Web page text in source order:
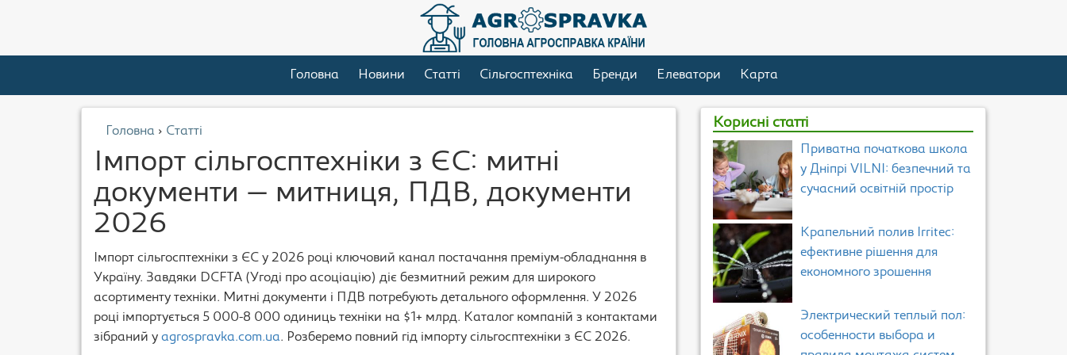
Головна Новини Статті Сільгосптехніка Бренди Елеватори Карта
Головна › Статті
Імпорт сільгосптехніки з ЄС: митні
документи — митниця, ПДВ, документи
2026
Імпорт сільгосптехніки з ЄС у 2026 році ключовий канал постачання преміум-обладнання в
Україну. Завдяки DCFTA (Угоді про асоціацію) діє безмитний режим для широкого
асортименту техніки. Митні документи і ПДВ потребують детального оформлення. У 2026
році імпортується 5 000-8 000 одиниць техніки на $1+ млрд. Каталог компаній з контактами
зібраний у agrospravka.com.ua. Розберемо повний гід імпорту сільгосптехніки з ЄС 2026.
Корисні статті
Приватна початкова школа
у Дніпрі VILNI: безпечний та
сучасний освітній простір
Крапельний полив Irritec:
ефективне рішення для
економного зрошення
Электрический теплый пол:
особенности выбора и